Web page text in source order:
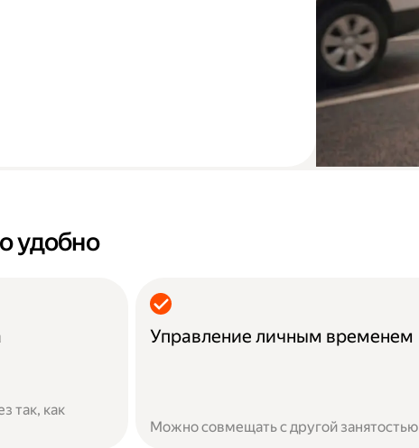
удобно
так, как
Управление личным временем
Можно совмещать с другой занятостью